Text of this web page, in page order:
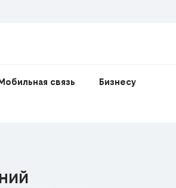
связь Бизнесу